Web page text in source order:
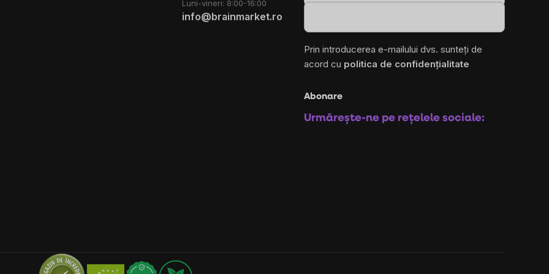
Luni-vineri: 8:00-16:00
info@brainmarket.ro
Prin introducerea e-mailului dvs. sunteți de
acord cu politica de confidențialitate
Abonare
Urmărește-ne pe rețelele sociale: